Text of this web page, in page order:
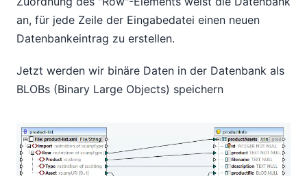
an, für jede Zeile der Eingabedatei einen neuen
Datenbankeintrag zu erstellen.
Jetzt werden wir binäre Daten in der Datenbank als
BLOBs (Binary Large Objects) speichern